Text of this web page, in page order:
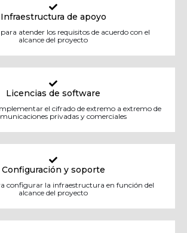
Infraestructura de apoyo
atender los requisitos de acuerdo con el
alcance del proyecto
Licencias de software
el cifrado de extremo a extremo de
privadas y comerciales
Configuración y soporte
configurar la infraestructura en función del
alcance del proyecto